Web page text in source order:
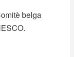
belga